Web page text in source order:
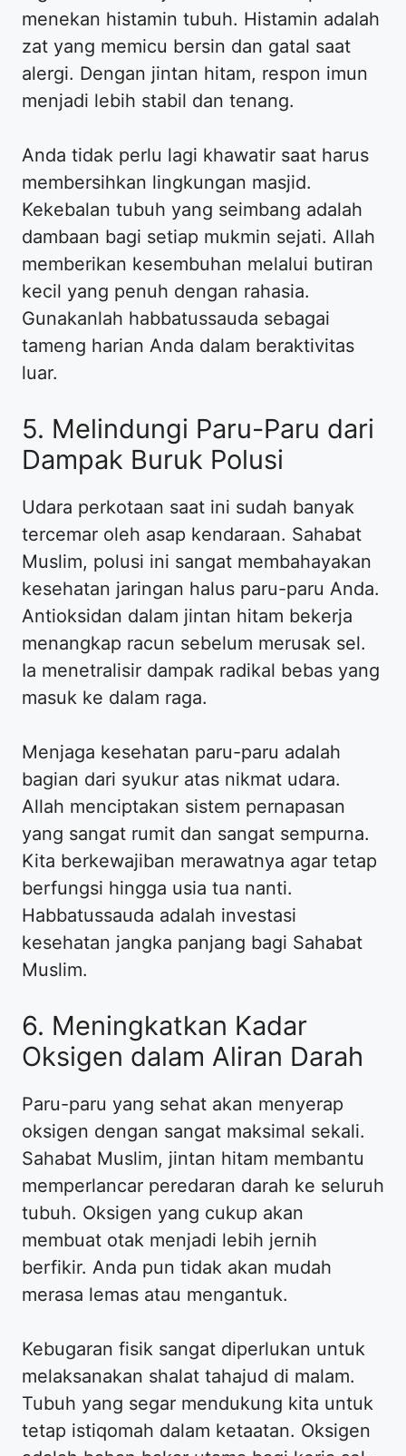
menekan histamin tubuh. Histamin adalah
zat yang memicu bersin dan gatal saat
alergi. Dengan jintan hitam, respon imun
menjadi lebih stabil dan tenang.
Anda tidak perlu lagi khawatir saat harus
membersihkan lingkungan masjid.
Kekebalan tubuh yang seimbang adalah
dambaan bagi setiap mukmin sejati. Allah
memberikan kesembuhan melalui butiran
kecil yang penuh dengan rahasia.
Gunakanlah habbatussauda sebagai
tameng harian Anda dalam beraktivitas
luar.
5. Melindungi Paru-Paru dari
Dampak Buruk Polusi
Udara perkotaan saat ini sudah banyak
tercemar oleh asap kendaraan. Sahabat
Muslim, polusi ini sangat membahayakan
kesehatan jaringan halus paru-paru Anda.
Antioksidan dalam jintan hitam bekerja
menangkap racun sebelum merusak sel.
Ia menetralisir dampak radikal bebas yang
masuk ke dalam raga.
Menjaga kesehatan paru-paru adalah
bagian dari syukur atas nikmat udara.
Allah menciptakan sistem pernapasan
yang sangat rumit dan sangat sempurna.
Kita berkewajiban merawatnya agar tetap
berfungsi hingga usia tua nanti.
Habbatussauda adalah investasi
kesehatan jangka panjang bagi Sahabat
Muslim.
6. Meningkatkan Kadar
Oksigen dalam Aliran Darah
Paru-paru yang sehat akan menyerap
oksigen dengan sangat maksimal sekali.
Sahabat Muslim, jintan hitam membantu
memperlancar peredaran darah ke seluruh
tubuh. Oksigen yang cukup akan
membuat otak menjadi lebih jernih
berfikir. Anda pun tidak akan mudah
merasa lemas atau mengantuk.
Kebugaran fisik sangat diperlukan untuk
melaksanakan shalat tahajud di malam.
Tubuh yang segar mendukung kita untuk
tetap istiqomah dalam ketaatan. Oksigen